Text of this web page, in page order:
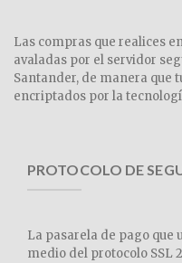
Las compras que realices
avaladas por el servidor
Santander, de manera que
encriptados por la
PROTOCOLO DE
La pasarela de pago
medio del protocolo SSL